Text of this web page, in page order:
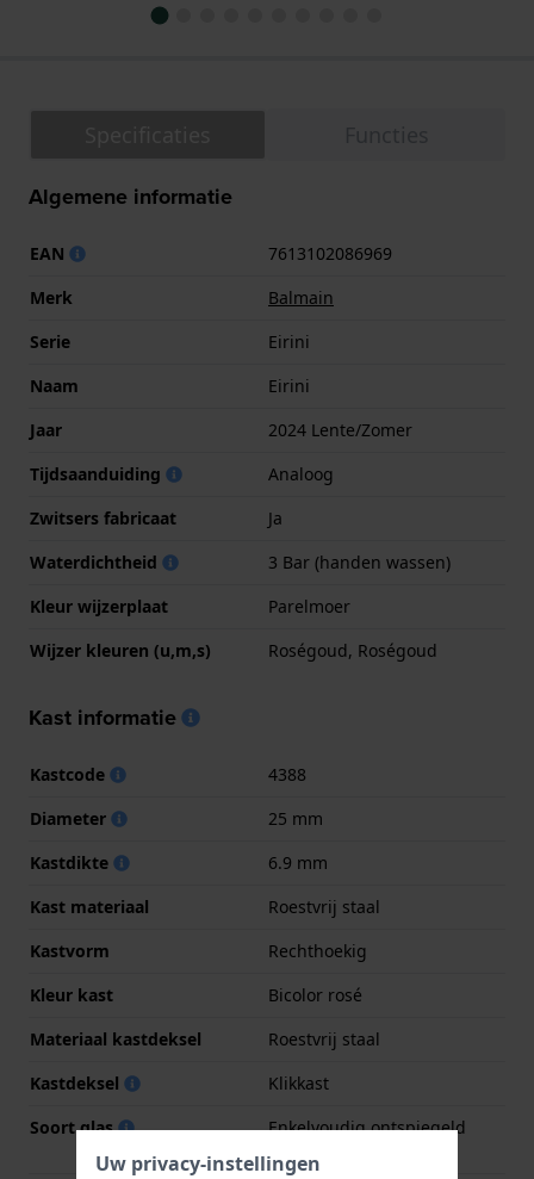
Algemene informatie
EAN
7613102086969
Merk
Balmain
Serie
Eirini
Naam
Eirini
Jaar
2024 Lente/Zomer
Tijdsaanduiding
Analoog
Zwitsers fabricaat
Ja
Waterdichtheid
3 Bar (handen wassen)
Kleur wijzerplaat
Parelmoer
Wijzer kleuren (u,m,s)
Roségoud, Roségoud
Kast informatie
Kastcode
4388
Diameter
25 mm
Kastdikte
6.9 mm
Kast materiaal
Roestvrij staal
Kastvorm
Rechthoekig
Kleur kast
Bicolor rosé
Materiaal kastdeksel
Roestvrij staal
Kastdeksel
Klikkast
Soort glas
Enkelvoudig ontspiegeld
saffierglas
Uw privacy-instellingen